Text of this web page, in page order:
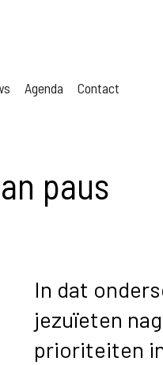
Agenda Contact
paus
In dat
jezuïeten
prioriteiten